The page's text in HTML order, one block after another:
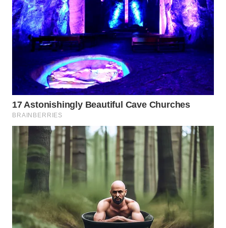
WN
BOGOR
WN
WN
TAPANULI
UTARA
SAMOSIR
PADANG
LAWAS
WN